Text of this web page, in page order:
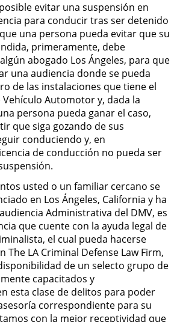
Anulando o Rechazando una
Condena
Certificado de Rehabilitación
Eliminación de Antecedentes
Penales
Libertad condicional bajo
palabra
Petición para Anular una
Condena por Asesinato
Sello de Registros de Arresto
Violación de la Libertad
Condicional
Contra la Propiedad
Dañar Líneas Telefónicas,
Eléctricas o de Servicios
evitar una suspensión en
para conducir tras ser detenido
una persona pueda evitar que su
primeramente, debe
abogado Los Ángeles, para que
una audiencia donde se pueda
de las instalaciones que tiene el
Automotor y, dada la
persona pueda ganar el caso,
que siga gozando de sus
conduciendo y, en
de conducción no pueda ser
usted o un familiar cercano se
en Los Ángeles, California y ha
Administrativa del DMV, es
que cuente con la ayuda legal de
el cual pueda hacerse
The LA Criminal Defense Law Firm,
de un selecto grupo de
capacitados y
esta clase de delitos para poder
correspondiente para su
con la mejor receptividad que